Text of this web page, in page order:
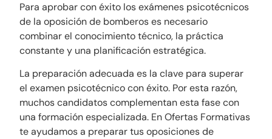
Para aprobar con éxito los exámenes psicotécnicos
de la oposición de bomberos es necesario
combinar el conocimiento técnico, la práctica
constante y una planificación estratégica.
La preparación adecuada es la clave para superar
el examen psicotécnico con éxito. Por esta razón,
muchos candidatos complementan esta fase con
una formación especializada. En Ofertas Formativas
te ayudamos a preparar tus oposiciones de